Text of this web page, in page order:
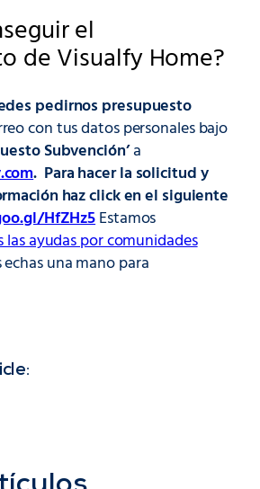
el
de Visualfy Home?
pedirnos presupuesto
con tus datos personales bajo
Subvención’a
. Para hacer la solicitud y
haz click en el siguiente
HfZHz5Estamos
ayudas por comunidades
echas una mano para